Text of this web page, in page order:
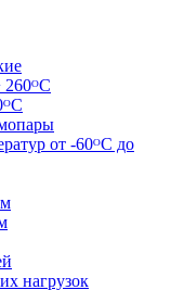
260ᴼС
от -60ᴼC до
нагрузок